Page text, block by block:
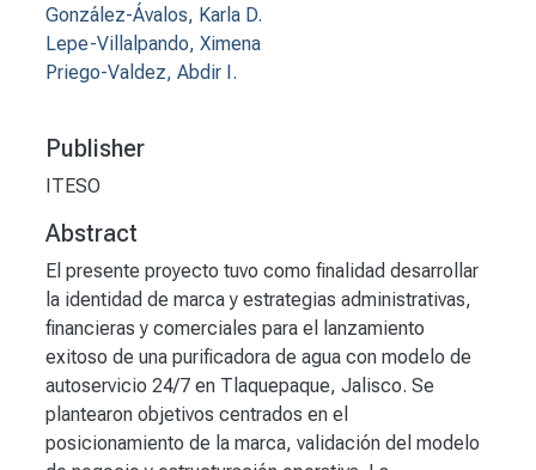
González-Ávalos, Karla D.
Lepe-Villalpando, Ximena
Priego-Valdez, Abdir I.
Publisher
ITESO
Abstract
El presente proyecto tuvo como finalidad desarrollar
la identidad de marca y estrategias administrativas,
financieras y comerciales para el lanzamiento
exitoso de una purificadora de agua con modelo de
autoservicio 24/7 en Tlaquepaque, Jalisco. Se
plantearon objetivos centrados en el
posicionamiento de la marca, validación del modelo